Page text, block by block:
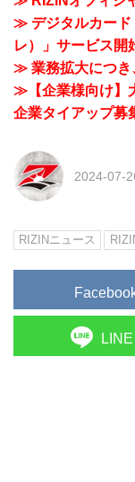
≫ デジタルカード
レ）」サービス開
≫ 業務拡大につき
≫【企業様向け】
企業タイアップ募
2024-07-
RIZINニュース
LINE